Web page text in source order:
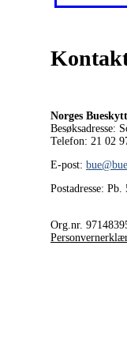
Norges
Besøksadresse:
Telefon: 21 02
E-post:
Postadresse:
Org.nr.